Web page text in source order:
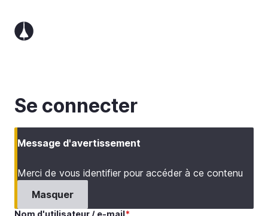
contenu
Se connecter
Message d'avertissement
Merci de vous identifier pour accéder à ce contenu
Masquer
Nom d'utilisateur / e-mail